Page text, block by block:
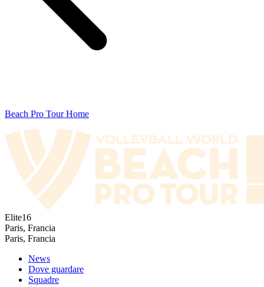
Beach Pro Tour Home
Elite16
Paris, Francia
Paris, Francia
News
Dove guardare
Squadre